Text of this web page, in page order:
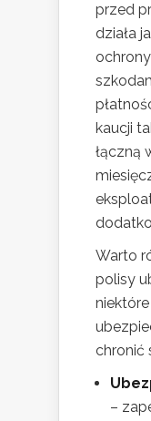
przed
działa
kaucji
łączną
Warto
polisy
chronić
–